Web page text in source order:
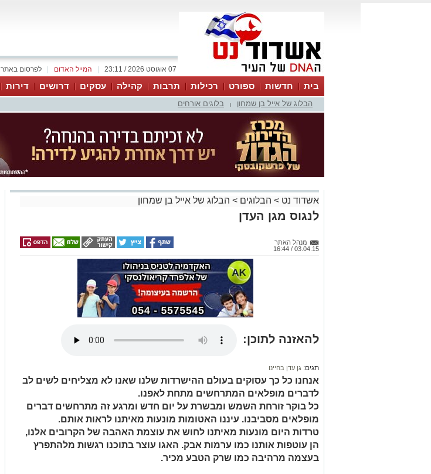
לפרסום באתר המייל האדום 07 אוגוסט 2026 / 23:11
בית חדשות ספורט רכילות תרבות קהילה עסקים דרושים דירות
הבלוג של אייל בן שמחון בלוגים אורחים
אשדוד נט > הבלוגים > הבלוג של אייל בן שמחון
לנגוס מגן העדן
מנהל האתר
03.04.15 / 16:44
להאזנה לתוכן:
תגים: גן עדן בחיינו
אנחנו כל כך עסוקים בעולם ההישרדות שלנו שאנו לא מצליחים לשים לב
לדברים מופלאים המתרחשים מתחת לאפנו.
כל בוקר זורחת השמש ומבשרת על יום חדש ומרגע זה מתרחשים דברים
מופלאים מסביבנו. עיננו האטומות מונעות מאיתנו לראות אותם.
טרדות היום מונעות מאיתנו לחוש את עוצמת האהבה של הקרובים אלנו,
הן עוטפות אותנו כמו ערמות אבק. האגו עוצר בתוכנו רגשות מלהתפרץ
בעצמה מרהיבה כמו שרק הטבע מכיר.